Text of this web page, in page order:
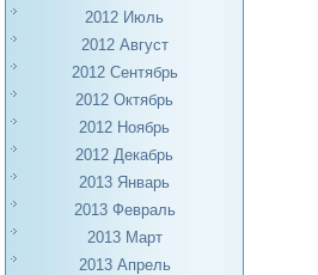
2012 Июль
2012 Август
2012 Сентябрь
2012 Октябрь
2012 Ноябрь
2012 Декабрь
2013 Январь
2013 Февраль
2013 Март
2013 Апрель